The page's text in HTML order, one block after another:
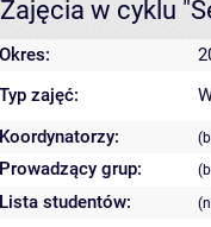
Zajęcia w cyklu
Okres:
Typ zajęć:
Koordynatorzy:
Prowadzący grup:
Lista studentów: